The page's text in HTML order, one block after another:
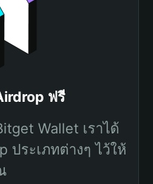
ฟรี
Wallet เราได้
ประเภทต่างๆ ไว้ให้